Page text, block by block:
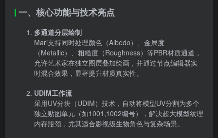
一、核心功能与技术亮点
多通道分层绘制
Mari支持同时处理颜色（Albedo）、金属度
（Metallic）、粗糙度（Roughness）等PBR材质通道，
允许艺术家在独立图层叠加绘画，并通过节点编辑器实
时混合效果，显著提升材质真实性。
UDIM工作流
采用UV分块（UDIM）技术，自动将模型UV分割为多个
独立贴图单元（如1001,1002编号），解决超大模型纹理
内存瓶颈，尤其适合影视级生物角色与复杂场景。